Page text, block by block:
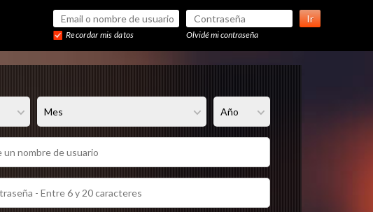
Ir
Recordar mis datos Olvidé mi contraseña